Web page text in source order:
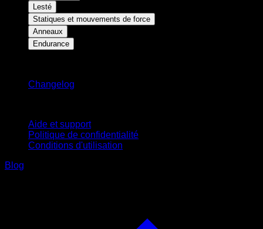
Lesté
Statiques et mouvements de force
Anneaux
Endurance
Changelog
Aide et support
Politique de confidentialité
Conditions d'utilisation
Blog